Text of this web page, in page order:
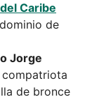
Caribe
de
Jorge
compatriota
de bronce